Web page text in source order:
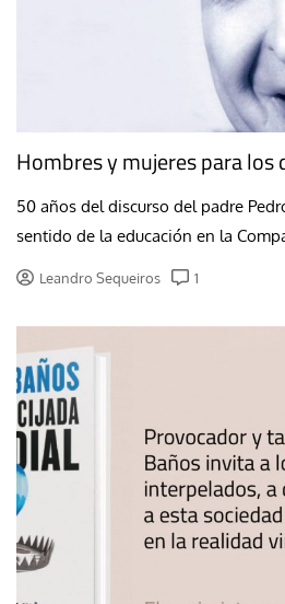
Hombres y mujeres para los
50 años del discurso del padre
sentido de la educación en la
Leandro Sequeiros 1